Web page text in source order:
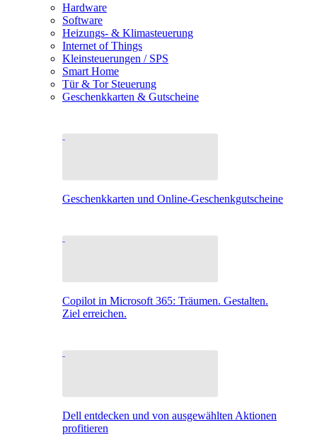
Hardware
Software
Heizungs- & Klimasteuerung
Internet of Things
Kleinsteuerungen / SPS
Smart Home
Tür & Tor Steuerung
Geschenkkarten & Gutscheine
Geschenkkarten und Online-Geschenkgutscheine
Copilot in Microsoft 365: Träumen. Gestalten.
Ziel erreichen.
Dell entdecken und von ausgewählten Aktionen
profitieren